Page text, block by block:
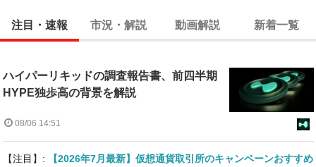
注目・速報 市況・解説 動画解説 新着一覧
ハイパーリキッドの調査報告書、前四半期
HYPE独歩高の背景を解説
08/06 14:51
【注目】:
【2026年7月最新】仮想通貨取引所のキャンペーンおすすめ